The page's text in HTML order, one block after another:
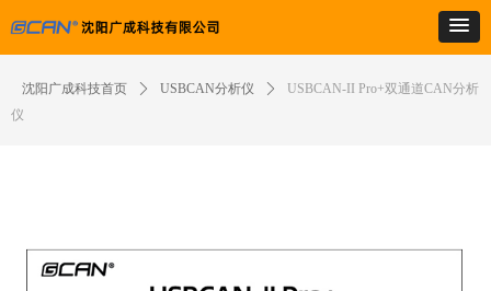
沈阳广成科技首页 ꄲ USBCAN分析仪 ꄲ
USBCAN-II Pro+双通道CAN分析
仪